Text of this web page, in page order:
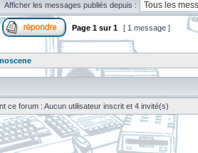
Afficher les messages publiés depuis :
Page 1 sur1 [ 1 message ]
ce forum : Aucun utilisateur inscrit et 4 invité(s)